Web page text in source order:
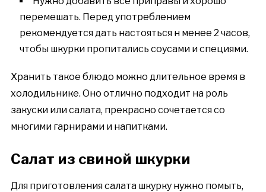
перемешать. Перед употреблением
рекомендуется дать настояться н менее 2 часов,
чтобы шкурки пропитались соусами и специями.
Хранить такое блюдо можно длительное время в
холодильнике. Оно отлично подходит на роль
закуски или салата, прекрасно сочетается со
многими гарнирами и напитками.
Салат из свиной шкурки
Для приготовления салата шкурку нужно помыть,